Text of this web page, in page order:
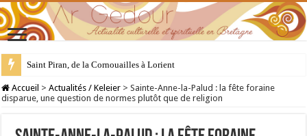
28 juillet : Saint Samson de Dol, père de la Bretagne chrétienne
Accueil > Actualités / Keleier > Sainte-Anne-la-Palud : la fête foraine
disparue, une question de normes plutôt que de religion